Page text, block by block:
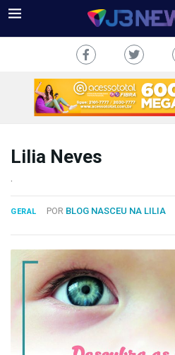
TV
FALE
Copyright
2024
Desenvolvido
Lilia Neves
GERAL POR BLOG NASCEU NA LILIA